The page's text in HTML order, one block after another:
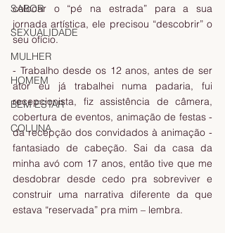
SABOR
SEXUALIDADE
MULHER
HOMEM
BEM ESTAR
COLUNA
colocar o “pé na estrada” para a sua
jornada artística, ele precisou “descobrir” o
seu ofício.
- Trabalho desde os 12 anos, antes de ser
ator eu já trabalhei numa padaria, fui
recepcionista, fiz assistência de câmera,
cobertura de eventos, animação de festas -
da recepção dos convidados à animação -
fantasiado de cabeção. Sai da casa da
minha avó com 17 anos, então tive que me
desdobrar desde cedo pra sobreviver e
construir uma narrativa diferente da que
estava “reservada” pra mim – lembra.